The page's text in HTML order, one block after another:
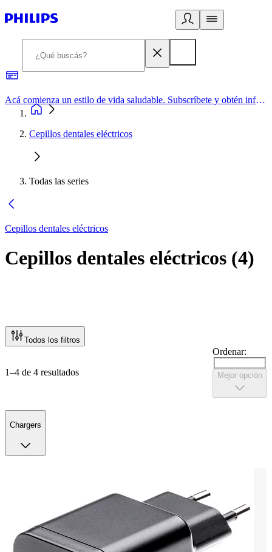
Acá comienza un estilo de vida saludable. Subscríbete y obtén información de primera mano
Cepillos dentales eléctricos
Todas las series
Cepillos dentales eléctricos
Cepillos dentales eléctricos (4)
Todos los filtros
1–4 de 4 resultados
Ordenar:
Mejor opción
Chargers